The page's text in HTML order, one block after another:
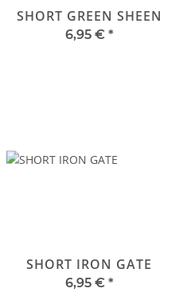
SHORT GREEN SHEEN
6,95 € *
SHORT IRON GATE
6,95 € *